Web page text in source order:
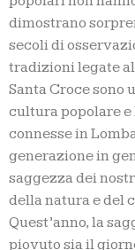
dimostrano
secoli di
tradizioni legate
Santa Croce sono
cultura popolare
connesse in
generazione in
saggezza dei
della natura e del
Quest’anno, la
piovuto sia il